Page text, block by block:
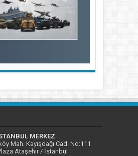
MERKEZ
Mah. Kayışdağı Cad. No:111
Ataşehir / İstanbul